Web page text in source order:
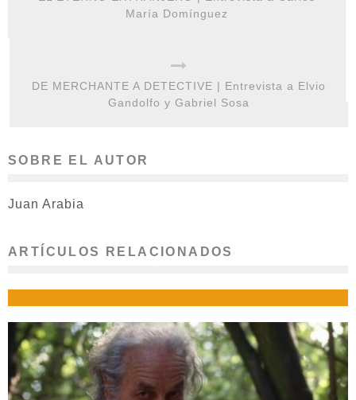
María Domínguez
DE MERCHANTE A DETECTIVE | Entrevista a Elvio
Gandolfo y Gabriel Sosa
SOBRE EL AUTOR
Juan Arabia
ARTÍCULOS RELACIONADOS